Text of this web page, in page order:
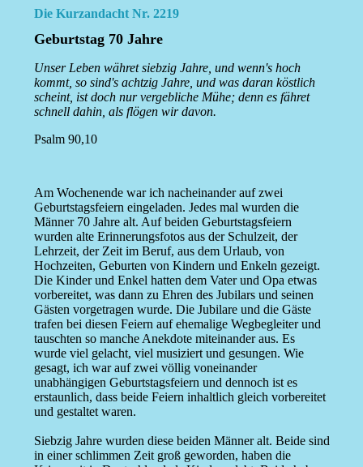
Die Kurzandacht Nr. 2219
Geburtstag 70 Jahre
Unser Leben währet siebzig Jahre, und wenn's hoch
kommt, so sind's achtzig Jahre, und was daran köstlich
scheint, ist doch nur vergebliche Mühe; denn es fähret
schnell dahin, als flögen wir davon.
Psalm 90,10
Am Wochenende war ich nacheinander auf zwei
Geburtstagsfeiern eingeladen. Jedes mal wurden die
Männer 70 Jahre alt. Auf beiden Geburtstagsfeiern
wurden alte Erinnerungsfotos aus der Schulzeit, der
Lehrzeit, der Zeit im Beruf, aus dem Urlaub, von
Hochzeiten, Geburten von Kindern und Enkeln gezeigt.
Die Kinder und Enkel hatten dem Vater und Opa etwas
vorbereitet, was dann zu Ehren des Jubilars und seinen
Gästen vorgetragen wurde. Die Jubilare und die Gäste
trafen bei diesen Feiern auf ehemalige Wegbegleiter und
tauschten so manche Anekdote miteinander aus. Es
wurde viel gelacht, viel musiziert und gesungen. Wie
gesagt, ich war auf zwei völlig voneinander
unabhängigen Geburtstagsfeiern und dennoch ist es
erstaunlich, dass beide Feiern inhaltlich gleich vorbereitet
und gestaltet waren.
Siebzig Jahre wurden diese beiden Männer alt. Beide sind
in einer schlimmen Zeit groß geworden, haben die